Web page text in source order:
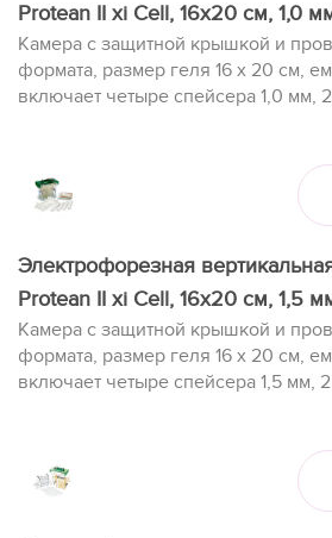
Protean II xi Cell, 16х20 cм, 1,0
Камера с защитной крышкой и
формата, размер геля 16 x 20 см,
включает четыре спейсера 1,0 мм,
Электрофорезная
Protean II xi Cell, 16х20 cм, 1,5
Камера с защитной крышкой и
формата, размер геля 16 x 20 см,
включает четыре спейсера 1,5 мм,